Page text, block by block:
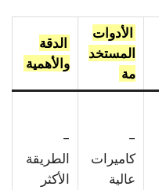
الأدوات
المستخد
مة
الدقة
والأهمية
–
كاميرات
عالية
–
الطريقة
الأكثر